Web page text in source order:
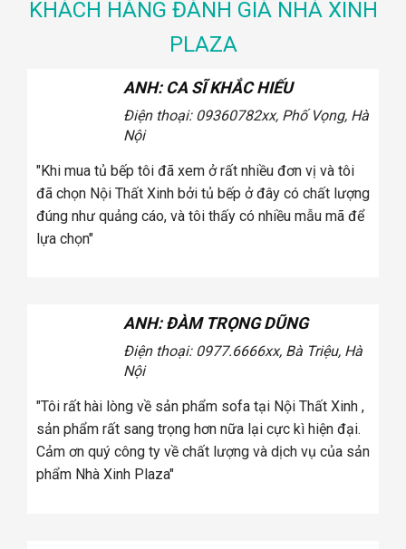
KHÁCH HÀNG ĐÁNH GIÁ NHÀ XINH
PLAZA
ANH: CA SĨ KHẮC HIẾU
Điện thoại: 09360782xx, Phố Vọng, Hà
Nội
"Khi mua tủ bếp tôi đã xem ở rất nhiều đơn vị và tôi
đã chọn Nội Thất Xinh bởi tủ bếp ở đây có chất lượng
đúng như quảng cáo, và tôi thấy có nhiều mẫu mã để
lựa chọn"
ANH: ĐÀM TRỌNG DŨNG
Điện thoại: 0977.6666xx, Bà Triệu, Hà
Nội
"Tôi rất hài lòng về sản phẩm sofa tại Nội Thất Xinh ,
sản phẩm rất sang trọng hơn nữa lại cực kì hiện đại.
Cảm ơn quý công ty về chất lượng và dịch vụ của sản
phẩm Nhà Xinh Plaza"